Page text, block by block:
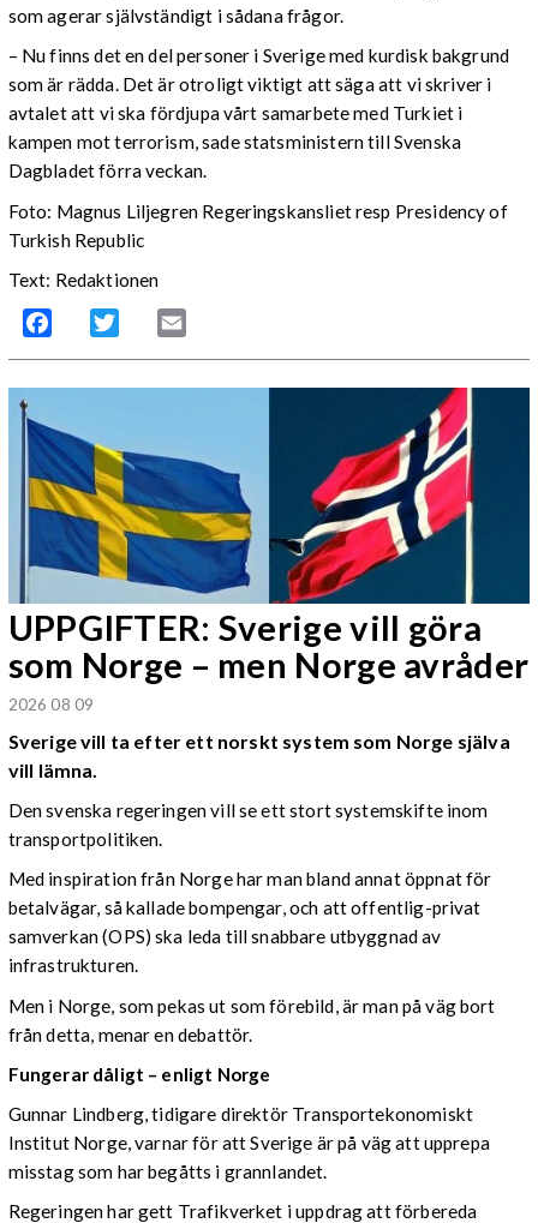
som agerar självständigt i sådana frågor.
– Nu finns det en del personer i Sverige med kurdisk bakgrund
som är rädda. Det är otroligt viktigt att säga att vi skriver i
avtalet att vi ska fördjupa vårt samarbete med Turkiet i
kampen mot terrorism, sade statsministern till Svenska
Dagbladet förra veckan.
Foto: Magnus Liljegren Regeringskansliet resp Presidency of
Turkish Republic
Text: Redaktionen
Facebook Twitter
UPPGIFTER: Sverige vill göra
som Norge – men Norge avråder
2026 08 09
Sverige vill ta efter ett norskt system som Norge själva
vill lämna.
Den svenska regeringen vill se ett stort systemskifte inom
transportpolitiken.
Med inspiration från Norge har man bland annat öppnat för
betalvägar, så kallade bompengar, och att offentlig-privat
samverkan (OPS) ska leda till snabbare utbyggnad av
infrastrukturen.
Men i Norge, som pekas ut som förebild, är man på väg bort
från detta, menar en debattör.
Fungerar dåligt – enligt Norge
Gunnar Lindberg, tidigare direktör Transportekonomiskt
Institut Norge, varnar för att Sverige är på väg att upprepa
misstag som har begåtts i grannlandet.
Regeringen har gett Trafikverket i uppdrag att förbereda